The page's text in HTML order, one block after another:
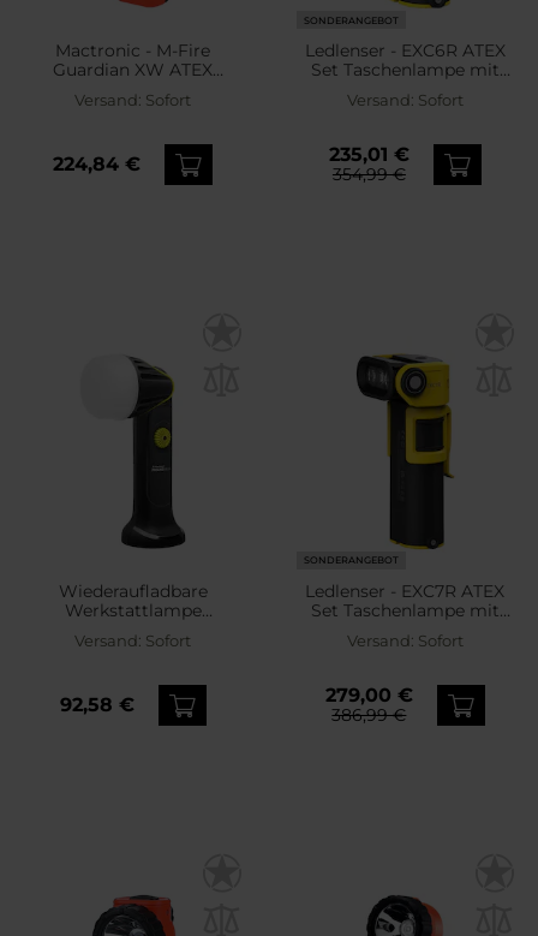
Mactronic - M-Fire
Guardian XW ATEX
Winkeltaschenlampe -
240 Lumen
Versand: Sofort
224,84 €
SONDERANGEBOT
Ledlenser - EXC6R ATEX
Set Taschenlampe mit
Ladestation - 300 Lumen
Versand: Sofort
235,01 €
354,99 €
Wiederaufladbare
Werkstattlampe
Mactronic Roundbeam
mit Powerbank-Funktion
Versand: Sofort
92,58 €
SONDERANGEBOT
Ledlenser - EXC7R ATEX
Set Taschenlampe mit
Ladestation - 400 Lumen
Versand: Sofort
279,00 €
386,99 €